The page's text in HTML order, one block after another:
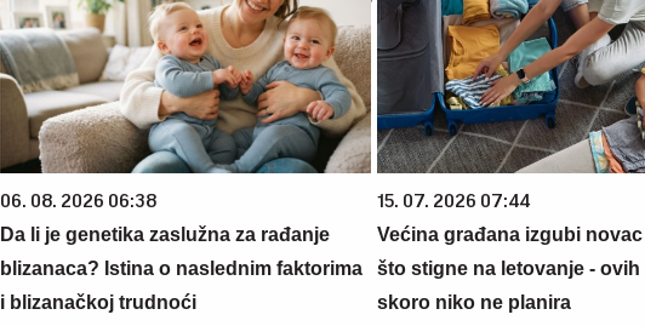
06. 08. 2026 06:38
Da li je genetika zaslužna za rađanje
blizanaca? Istina o naslednim faktorima
i blizanačkoj trudnoći
15. 07. 2026 07:44
Većina građana izgubi
što stigne na letovanje -
skoro niko ne planira